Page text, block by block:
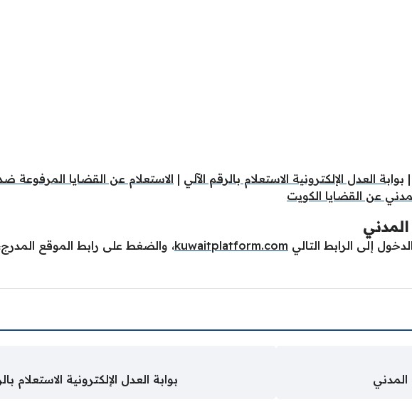
| بوابة العدل الإلكترونية الاستعلام بالرقم الآلي | الاستعلام عن القضايا المرفوعة
عن القضايا الكويت
إلى الرابط التالي kuwaitplatform.com، والضغط على رابط الموقع
المدني بوابة العدل الإلكترونية الاستعلام